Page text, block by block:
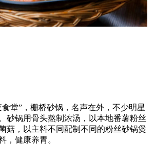
堂”，栅桥砂锅，名声在外，不少明星
砂锅用骨头熬制浓汤，以本地番薯粉丝
菇，以主料不同配制不同的粉丝砂锅煲
，健康养胃。